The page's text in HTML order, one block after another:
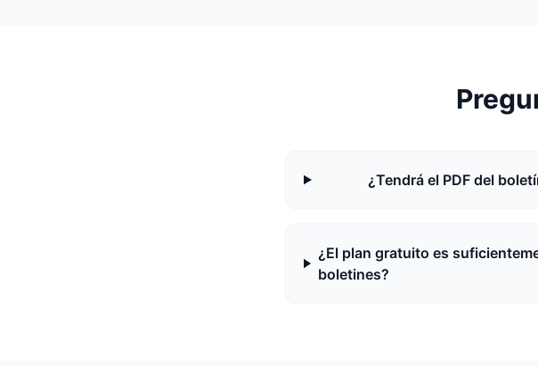
¿Tendrá el PDF del
¿El plan gratuito es
boletines?